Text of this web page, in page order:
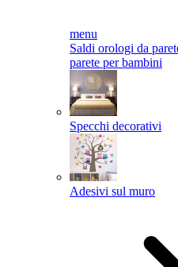
menu
Saldi orologi da
parete per bambini
Specchi decorativi
Adesivi sul muro